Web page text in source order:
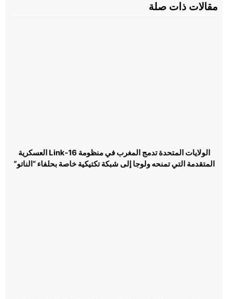
مقالات ذات صلة
الولايات المتحدة تدمج المغرب في منظومة Link-16 العسكرية
المتقدمة التي تمنحه ولوجا إلى شبكة تكتيكية خاصة بحلفاء “الناتو”